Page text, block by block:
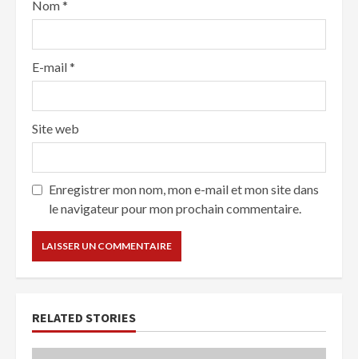
Nom*
E-mail*
Site web
Enregistrer mon nom, mon e-mail et mon site dans
le navigateur pour mon prochain commentaire.
RELATED STORIES